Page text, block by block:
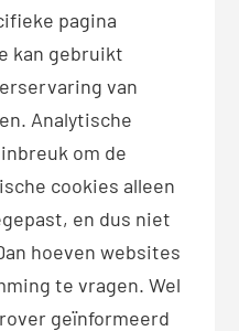
pagina
kan gebruikt
van
Analytische
om de
cookies alleen
en dus niet
hoeven websites
te vragen. Wel
geïnformeerd